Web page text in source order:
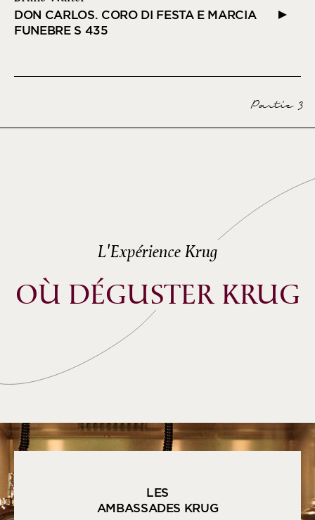
DON CARLOS. CORO DI FESTA E MARCIA
FUNEBRE S 435
Partie 3
L'Expérience Krug
OÙ DÉGUSTER KRUG
LES
AMBASSADES KRUG